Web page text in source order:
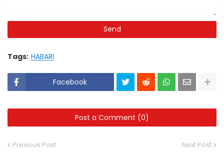
Tags: HABARI
Facebook
Post a Comment (0)
Previous Post Next Post